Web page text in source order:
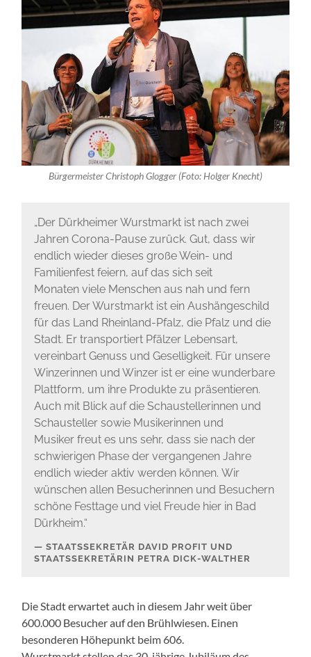
Bürgermeister Christoph Glogger (Foto: Holger Knecht)
„Der Dürkheimer Wurstmarkt ist nach zwei
Jahren Corona-Pause zurück. Gut, dass wir
endlich wieder dieses große Wein- und
Familienfest feiern, auf das sich seit
Monaten viele Menschen aus nah und fern
freuen. Der Wurstmarkt ist ein Aushängeschild
für das Land Rheinland-Pfalz, die Pfalz und die
Stadt. Er transportiert Pfälzer Lebensart,
vereinbart Genuss und Geselligkeit. Für unsere
Winzerinnen und Winzer ist er eine wunderbare
Plattform, um ihre Produkte zu präsentieren.
Auch mit Blick auf die Schaustellerinnen und
Schausteller sowie Musikerinnen und
Musiker freut es uns sehr, dass sie nach der
schwierigen Phase der vergangenen Jahre
endlich wieder aktiv werden können. Wir
wünschen allen Besucherinnen und Besuchern
schöne Festtage und viel Freude hier in Bad
Dürkheim.“
STAATSSEKRETÄR DAVID PROFIT UND
STAATSSEKRETÄRIN PETRA DICK-WALTHER
Die Stadt erwartet auch in diesem Jahr weit über
600.000 Besucher auf den Brühlwiesen. Einen
besonderen Höhepunkt beim 606.